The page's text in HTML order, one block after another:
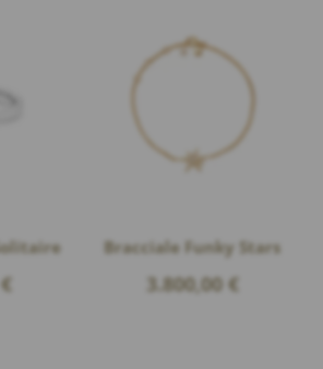
€
Bracciale Funky Stars
3.800,00 €